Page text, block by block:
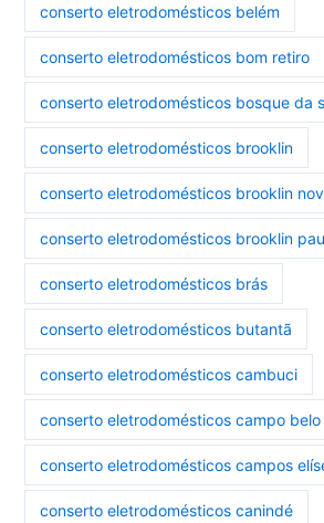
conserto eletrodomésticos belém
conserto eletrodomésticos bom retiro
conserto eletrodomésticos bosque da
conserto eletrodomésticos brooklin
conserto eletrodomésticos brooklin
conserto eletrodomésticos brooklin
conserto eletrodomésticos brás
conserto eletrodomésticos butantã
conserto eletrodomésticos cambuci
conserto eletrodomésticos campo belo
conserto eletrodomésticos campos
conserto eletrodomésticos canindé